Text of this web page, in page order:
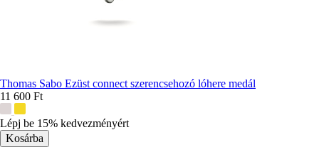
Thomas Sabo Ezüst connect szerencsehozó lóhere medál
11 600 Ft
színek:
Lépj be 15% kedvezményért